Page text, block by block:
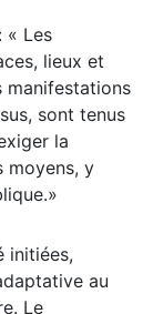
« Les
lieux et
manifestations
sont tenus
la
moyens, y
initiées,
au
Le